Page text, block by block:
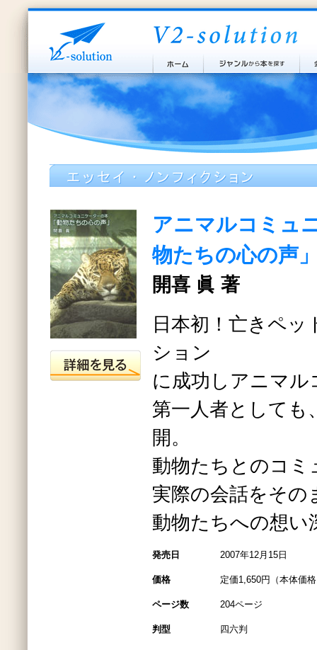
アニマルコミュ
物たちの心の声
開喜 眞 著
日本初！亡きペ
ション
に成功しアニマ
第一人者としても
開。
動物たちとのコ
実際の会話をその
動物たちへの想い
発売日 2007年12月15日
価格 定価1,650円（本体価
ページ数 204ページ
判型 四六判